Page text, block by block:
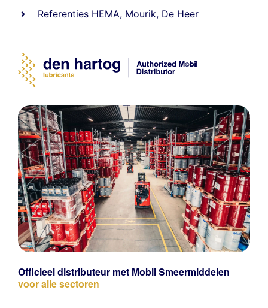
Referenties HEMA, Mourik, De Heer
Officieel distributeur met Mobil Smeermiddelen
voor alle sectoren